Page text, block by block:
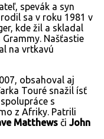
spevák a syn
sa v roku 1981 v
kde žil a skladal
Našťastie
na vrtkavú
obsahoval aj
Touré snažil ísť
s
z Afriky. Patrili
Matthews či John